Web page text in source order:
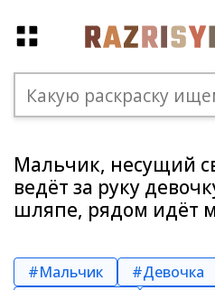
Мальчик, несущий
ведёт за руку
шляпе, рядом идёт
#Мальчик #Девочка